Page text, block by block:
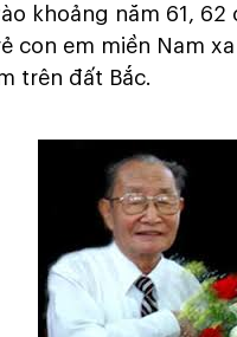
khoảng năm 61, 62
con em miền Nam
trên đất Bắc.